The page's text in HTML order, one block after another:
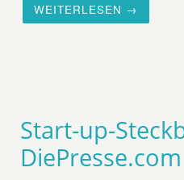
WEITERLESEN →
Start-up-
DiePresse.com